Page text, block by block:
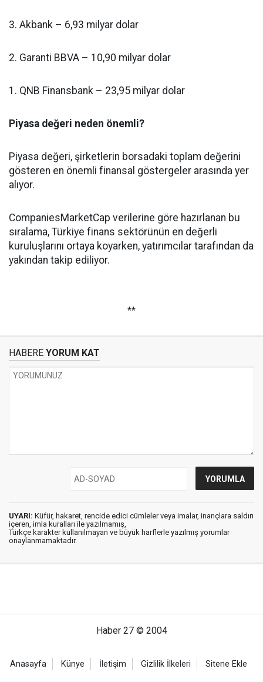
3. Akbank – 6,93 milyar dolar
2. Garanti BBVA – 10,90 milyar dolar
1. QNB Finansbank – 23,95 milyar dolar
Piyasa değeri neden önemli?
Piyasa değeri, şirketlerin borsadaki toplam değerini
gösteren en önemli finansal göstergeler arasında yer
alıyor.
CompaniesMarketCap verilerine göre hazırlanan bu
sıralama, Türkiye finans sektörünün en değerli
kuruluşlarını ortaya koyarken, yatırımcılar tarafından da
yakından takip ediliyor.
**
HABERE YORUM KAT
UYARI: Küfür, hakaret, rencide edici cümleler veya imalar, inançlara saldırı
içeren, imla kuralları ile yazılmamış,
Türkçe karakter kullanılmayan ve büyük harflerle yazılmış yorumlar
onaylanmamaktadır.
Haber 27 © 2004
Anasayfa Künye İletişim Gizlilik İlkeleri Sitene Ekle